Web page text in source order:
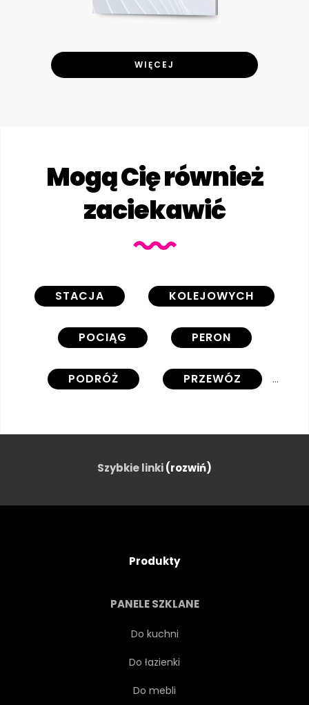
WIĘCEJ
Mogą Cię również
zaciekawić
STACJA KOLEJOWYCH
POCIĄG PERON
PODRÓŻ PRZEWÓZ
PUBLICZNY KOLEJOWE
SZYNA LUDZIE
BUDOWLANYCH
CZECHY
Szybkie linki(rozwiń)
Produkty
PANELE SZKLANE
Do kuchni
Do łazienki
Do mebli